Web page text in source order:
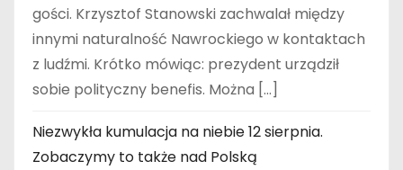
gości. Krzysztof Stanowski zachwalał między
innymi naturalność Nawrockiego w kontaktach
z ludźmi. Krótko mówiąc: prezydent urządził
sobie polityczny benefis. Można […]
Niezwykła kumulacja na niebie 12 sierpnia.
Zobaczymy to także nad Polską